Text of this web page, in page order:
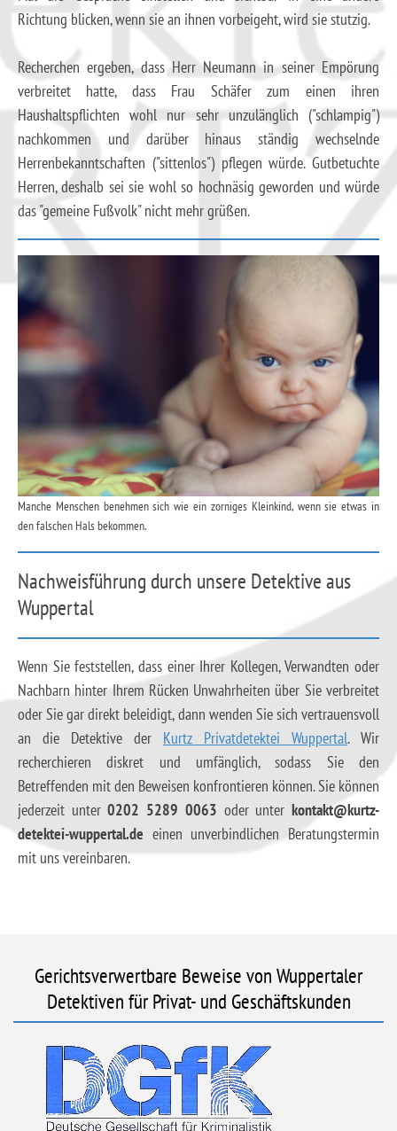
Richtung blicken, wenn sie an ihnen vorbeigeht, wird sie stutzig.
Recherchen ergeben, dass Herr Neumann in seiner Empörung
verbreitet hatte, dass Frau Schäfer zum einen ihren
Haushaltspflichten wohl nur sehr unzulänglich ("schlampig")
nachkommen und darüber hinaus ständig wechselnde
Herrenbekanntschaften ("sittenlos") pflegen würde. Gutbetuchte
Herren, deshalb sei sie wohl so hochnäsig geworden und würde
das "gemeine Fußvolk" nicht mehr grüßen.
Manche Menschen benehmen sich wie ein zorniges Kleinkind, wenn sie etwas in
den falschen Hals bekommen.
Nachweisführung durch unsere Detektive aus
Wuppertal
Wenn Sie feststellen, dass einer Ihrer Kollegen, Verwandten oder
Nachbarn hinter Ihrem Rücken Unwahrheiten über Sie verbreitet
oder Sie gar direkt beleidigt, dann wenden Sie sich vertrauensvoll
an die Detektive der Kurtz Privatdetektei Wuppertal. Wir
recherchieren diskret und umfänglich, sodass Sie den
Betreffenden mit den Beweisen konfrontieren können. Sie können
jederzeit unter0202 5289 0063 oder unterkontakt@kurtz-
detektei-wuppertal.de einen unverbindlichen Beratungstermin
mit uns vereinbaren.
Gerichtsverwertbare Beweise von Wuppertaler
Detektiven für Privat- und Geschäftskunden